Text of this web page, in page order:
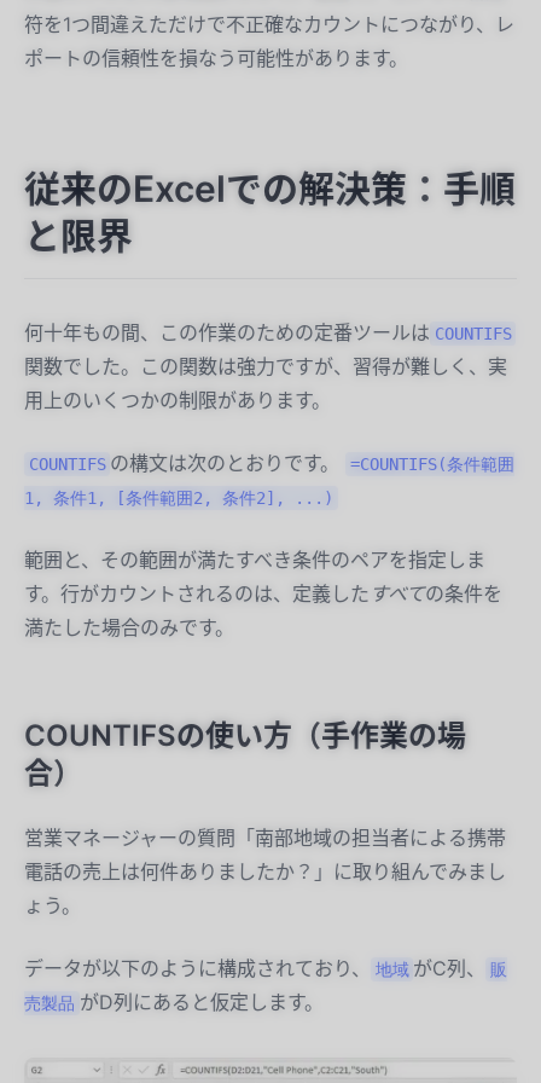
符を1つ間違えただけで不正確なカウントにつながり、レ
ポートの信頼性を損なう可能性があります。
従来のExcelでの解決策：手順
と限界
何十年もの間、この作業のための定番ツールは COUNTIFS
関数でした。この関数は強力ですが、習得が難しく、実
用上のいくつかの制限があります。
COUNTIFS の構文は次のとおりです。
=COUNTIFS(条件範囲
1, 条件1, [条件範囲2, 条件2], ...)
範囲と、その範囲が満たすべき条件のペアを指定しま
す。行がカウントされるのは、定義した すべての条件を
満たした場合のみです。
COUNTIFSの使い方（手作業の場
合）
営業マネージャーの質問「南部地域の担当者による携帯
電話の売上は何件ありましたか？」に取り組んでみまし
ょう。
データが以下のように構成されており、 地域 がC列、
販
売製品 がD列にあると仮定します。